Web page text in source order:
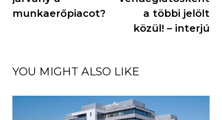
munkaerőpiacot?
a többi jelölt
közül! – interjú
YOU MIGHT ALSO LIKE